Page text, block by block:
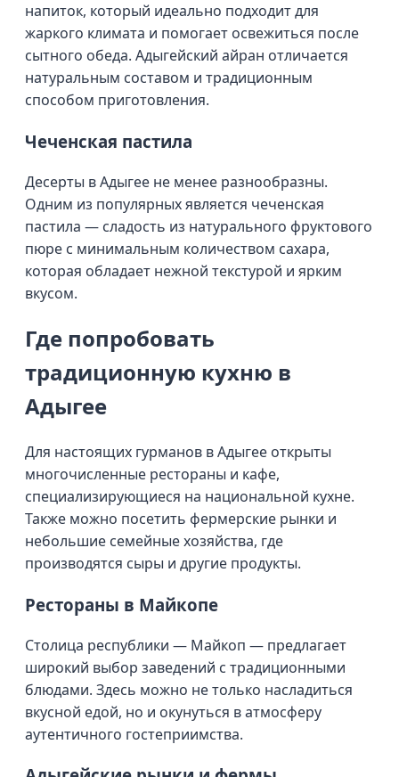
напиток, который идеально подходит для
жаркого климата и помогает освежиться после
сытного обеда. Адыгейский айран отличается
натуральным составом и традиционным
способом приготовления.
Чеченская пастила
Десерты в Адыгее не менее разнообразны.
Одним из популярных является чеченская
пастила — сладость из натурального фруктового
пюре с минимальным количеством сахара,
которая обладает нежной текстурой и ярким
вкусом.
Где попробовать
традиционную кухню в
Адыгее
Для настоящих гурманов в Адыгее открыты
многочисленные рестораны и кафе,
специализирующиеся на национальной кухне.
Также можно посетить фермерские рынки и
небольшие семейные хозяйства, где
производятся сыры и другие продукты.
Рестораны в Майкопе
Столица республики — Майкоп — предлагает
широкий выбор заведений с традиционными
блюдами. Здесь можно не только насладиться
вкусной едой, но и окунуться в атмосферу
аутентичного гостеприимства.